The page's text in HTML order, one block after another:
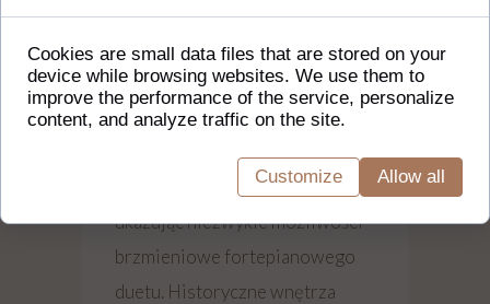
Artystki zabiorą słuchaczy w
muzyczną podróż przez różne
epoki i style. Program koncertu
nowoczesną wrażliwością,
ukazując niezwykłe możliwości
brzmieniowe fortepianowego
duetu. Historyczne wnętrza
Cookies are small data files that are stored on your
device while browsing websites. We use them to
improve the performance of the service, personalize
content, and analyze traffic on the site.
Customize Allow all